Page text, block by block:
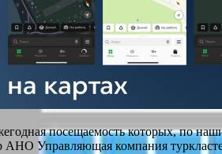
посещаемость которых, по
АНО Управляющая компания